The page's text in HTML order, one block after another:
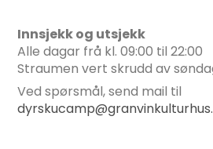
Innsjekk og utsjekk
Alle dagar frå kl. 09:00 til 22:00
Straumen vert skrudd av
Ved spørsmål, send mail til